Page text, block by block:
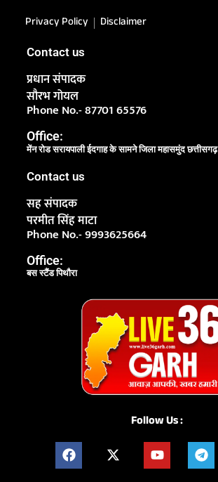
Privacy Policy
Disclaimer
Contact us
प्रधान संपादक
सौरभ गोयल
Phone No.- 87701 65576
Office:
मेंन रोड सरायपाली ईदगाह के सामने जिला महासमुंद छत्तीसगढ़
Contact us
सह संपादक
परमीत सिंह माटा
Phone No.- 9993625664
Office:
बस स्टैंड पिथौरा
Follow Us :